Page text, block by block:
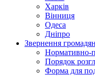
Харків
Вінниця
Одеса
Дніпро
Звернення громадян
Нормативно-
Порядок
Форма для